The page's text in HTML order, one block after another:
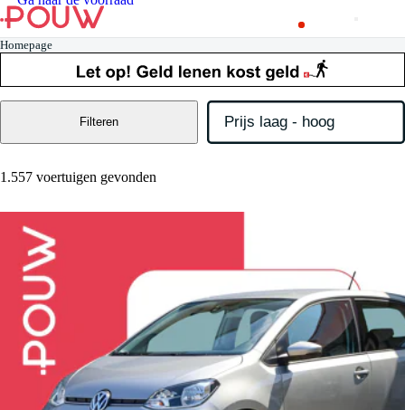
Homepage
1.557 voertuigen gevonden
Filteren